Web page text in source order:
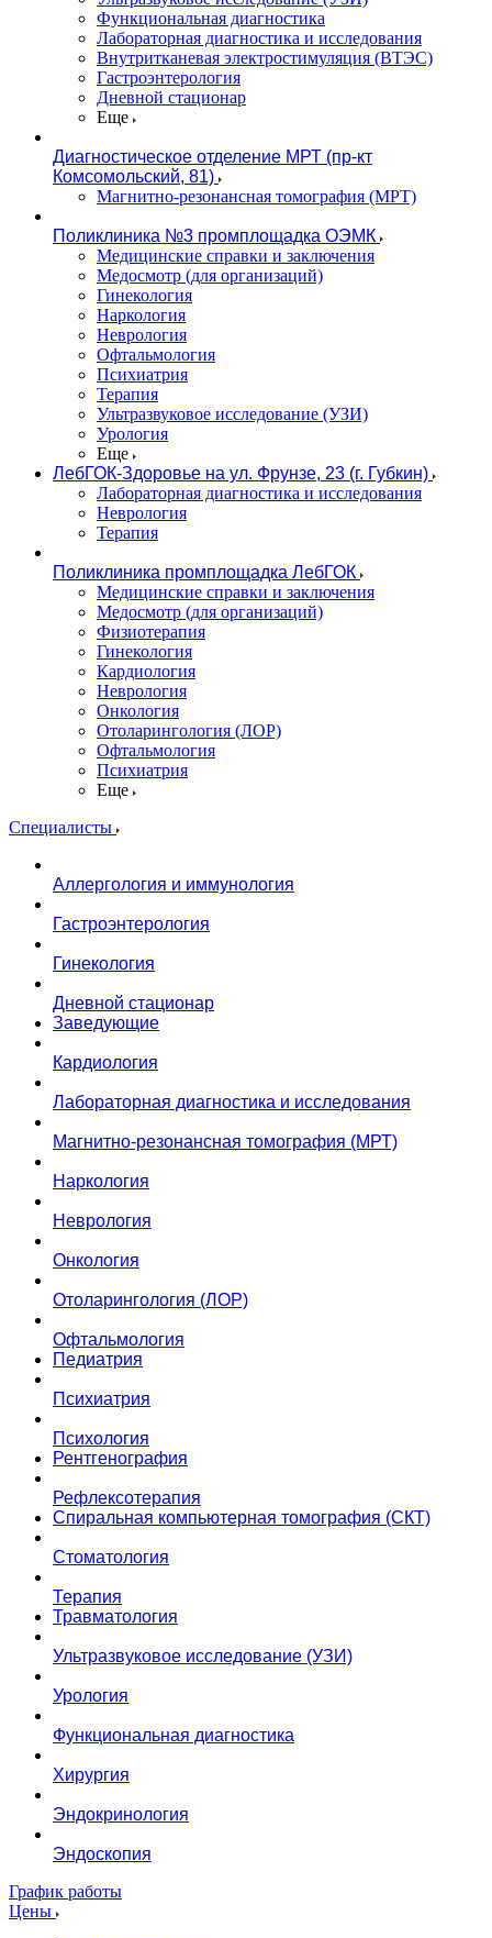
Функциональная диагностика
Лабораторная диагностика и исследования
Внутритканевая электростимуляция (ВТЭС)
Гастроэнтерология
Дневной стационар
Еще
Диагностическое отделение МРТ (пр-кт
Комсомольский, 81)
Магнитно-резонансная томография (МРТ)
Поликлиника №3 промплощадка ОЭМК
Медицинские справки и заключения
Медосмотр (для организаций)
Гинекология
Наркология
Неврология
Офтальмология
Психиатрия
Терапия
Ультразвуковое исследование (УЗИ)
Урология
Еще
ЛебГОК-Здоровье на ул. Фрунзе, 23 (г. Губкин)
Лабораторная диагностика и исследования
Неврология
Терапия
Поликлиника промплощадка ЛебГОК
Медицинские справки и заключения
Медосмотр (для организаций)
Физиотерапия
Гинекология
Кардиология
Неврология
Онкология
Отоларингология (ЛОР)
Офтальмология
Психиатрия
Еще
Специалисты
Аллергология и иммунология
Гастроэнтерология
Гинекология
Дневной стационар
Заведующие
Кардиология
Лабораторная диагностика и исследования
Магнитно-резонансная томография (МРТ)
Наркология
Неврология
Онкология
Отоларингология (ЛОР)
Офтальмология
Педиатрия
Психиатрия
Психология
Рентгенография
Рефлексотерапия
Спиральная компьютерная томография (СКТ)
Стоматология
Терапия
Травматология
Ультразвуковое исследование (УЗИ)
Урология
Функциональная диагностика
Хирургия
Эндокринология
Эндоскопия
График работы
Цены